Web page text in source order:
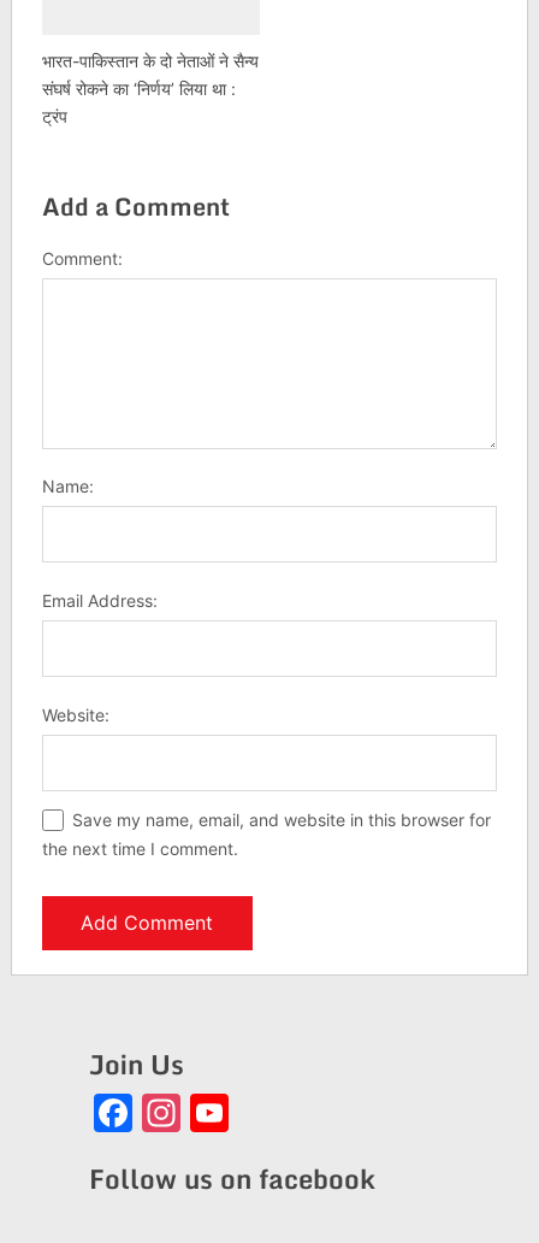
भारत-पाकिस्तान के दो नेताओं ने सैन्य
संघर्ष रोकने का ‘निर्णय’ लिया था :
ट्रंप
Add a Comment
Comment:
Name:
Email Address:
Website:
Save my name, email, and website in this browser for
the next time I comment.
Join Us
Facebook
Instagram
YouTube
Follow us on facebook